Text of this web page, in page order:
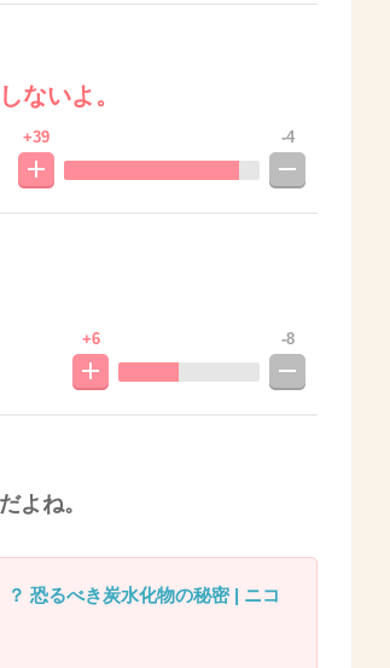
ないよ。
+39 -4
+6 -8
よね。
恐るべき炭水化物の秘密 | ニコ